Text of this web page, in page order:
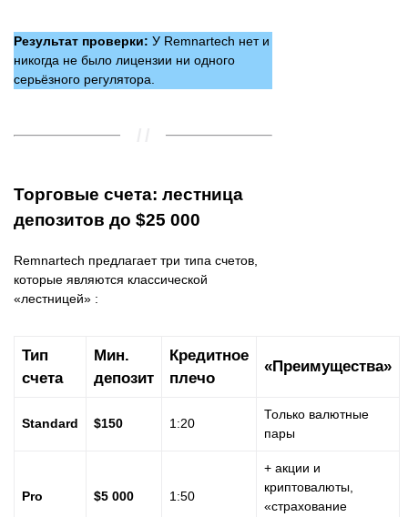
Результат проверки: У Remnartech нет и
никогда не было лицензии ни одного
серьёзного регулятора.
Торговые счета: лестница
депозитов до $25 000
Remnartech предлагает три типа счетов,
которые являются классической
«лестницей» :
Тип
счета
Мин.
депозит
Кредитное
плечо
«Преимущества»
Standard $150 1:20
Только валютные
пары
Pro $5 000 1:50
+ акции и
криптовалюты,
«страхование